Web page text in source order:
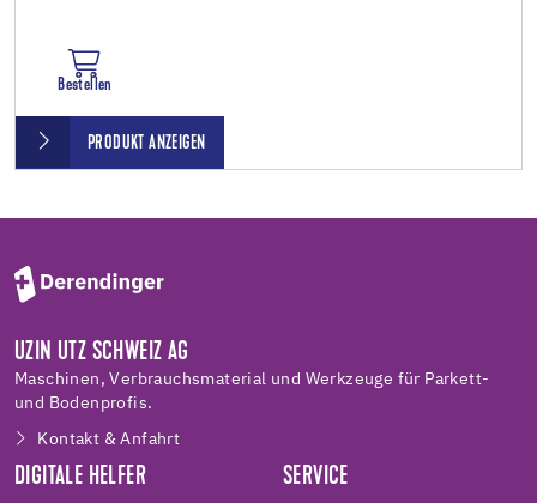
Bestellen
PRODUKT ANZEIGEN
UZIN UTZ SCHWEIZ AG
Maschinen, Verbrauchsmaterial und Werkzeuge für Parkett-
und Bodenprofis.
Kontakt & Anfahrt
DIGITALE HELFER SERVICE